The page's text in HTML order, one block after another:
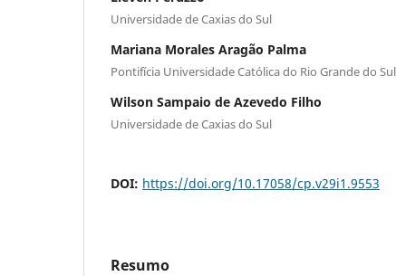
Universidade de Caxias do Sul
Mariana Morales Aragão Palma
Pontifícia Universidade Católica do Rio Grande do Sul
Wilson Sampaio de Azevedo Filho
Universidade de Caxias do Sul
DOI: https://doi.org/10.17058/cp.v29i1.9553
Resumo